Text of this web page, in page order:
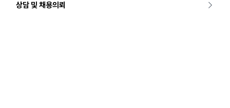
상담 및 채용의뢰